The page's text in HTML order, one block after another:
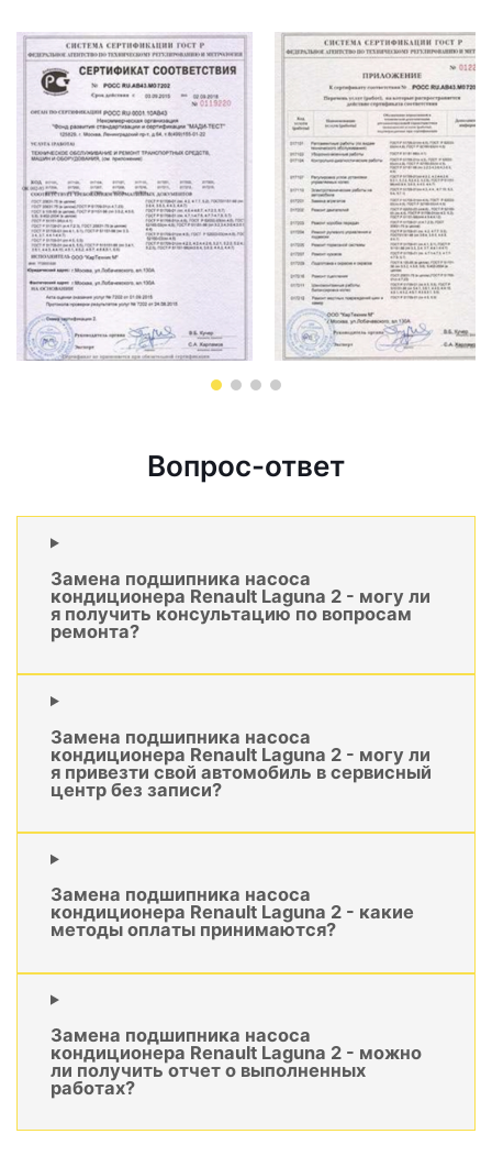
Вопрос-ответ
Замена подшипника насоса
кондиционера Renault Laguna 2 - могу ли
я получить консультацию по вопросам
ремонта?
Замена подшипника насоса
кондиционера Renault Laguna 2 - могу ли
я привезти свой автомобиль в сервисный
центр без записи?
Замена подшипника насоса
кондиционера Renault Laguna 2 - какие
методы оплаты принимаются?
Замена подшипника насоса
кондиционера Renault Laguna 2 - можно
ли получить отчет о выполненных
работах?